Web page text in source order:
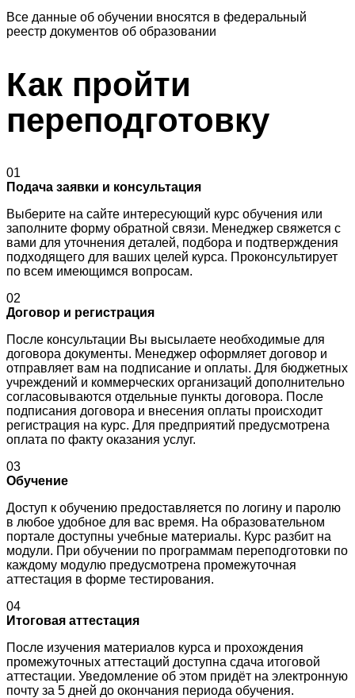
Все данные об обучении вносятся в федеральный
реестр документов об образовании
Как пройти
переподготовку
01
Подача заявки и консультация
Выберите на сайте интересующий курс обучения или
заполните форму обратной связи. Менеджер свяжется с
вами для уточнения деталей, подбора и подтверждения
подходящего для ваших целей курса. Проконсультирует
по всем имеющимся вопросам.
02
Договор и регистрация
После консультации Вы высылаете необходимые для
договора документы. Менеджер оформляет договор и
отправляет вам на подписание и оплаты. Для бюджетных
учреждений и коммерческих организаций дополнительно
согласовываются отдельные пункты договора. После
подписания договора и внесения оплаты происходит
регистрация на курс. Для предприятий предусмотрена
оплата по факту оказания услуг.
03
Обучение
Доступ к обучению предоставляется по логину и паролю
в любое удобное для вас время. На образовательном
портале доступны учебные материалы. Курс разбит на
модули. При обучении по программам переподготовки по
каждому модулю предусмотрена промежуточная
аттестация в форме тестирования.
04
Итоговая аттестация
После изучения материалов курса и прохождения
промежуточных аттестаций доступна сдача итоговой
аттестации. Уведомление об этом придёт на электронную
почту за 5 дней до окончания периода обучения.